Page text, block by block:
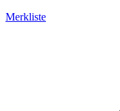
Merkliste